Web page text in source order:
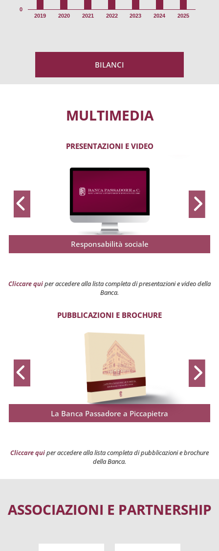
2019 2020 2021 2022 2023 2024 2025
0
BILANCI
MULTIMEDIA
PRESENTAZIONI E VIDEO
Responsabilità sociale
Cliccare quiper accedere alla lista completa di presentazioni e video della
Banca.
PUBBLICAZIONI E BROCHURE
La Banca Passadore a Piccapietra
Cliccare quiper accedere alla lista completa di pubblicazioni e brochure
della Banca.
ASSOCIAZIONI E PARTNERSHIP